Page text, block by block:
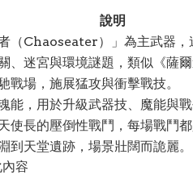
說明
（Chaoseater）」為主武器，
、迷宮與環境謎題，類似《薩爾
戰場，施展猛攻與衝擊戰技。
能，用於升級武器技、魔能與戰
使長的壓倒性戰鬥，每場戰鬥都
到天堂遺跡，場景壯闊而詭麗。
容